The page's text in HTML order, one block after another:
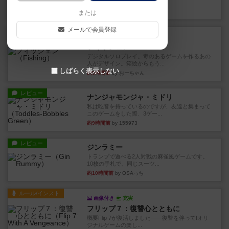
やつを決めるというより、ジ...
約4時間前
デジタルソロプレイ。毒のあるゲームを作るあの
人がデザイン。箱絵からもう...
約5時間前by おーちゃん
レビュー ナンジャモンジャ・ミドリ
私は吃音を持っているのですが、友達と集まって
このゲームをした際、3ゲー...
約9時間前 by 155973
レビュー ジンラミー
トランプで遊べる2人対戦の麻雀風ゲームです。
10枚の手札で、同じスーツ...
約10時間前 by OSAっち
ルール/インスト
画像付き 充実
フリップ７：復讐心とともに
概要Flip 7が復活しました――復讐を伴って!オリ
ジナルゲームの楽し...
または
メールで会員登録
しばらく表示しない